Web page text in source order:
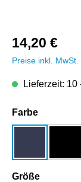
14,20 €
Preise inkl.
Lieferzeit: 10
Farbe
Größe